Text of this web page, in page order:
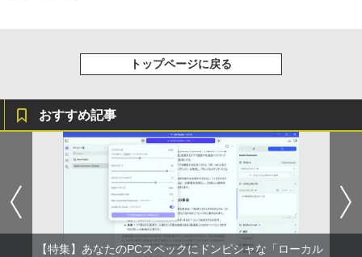
トップページに戻る
おすすめ記事
【特集】あなたのPCスペックにドンピシャな「ローカル